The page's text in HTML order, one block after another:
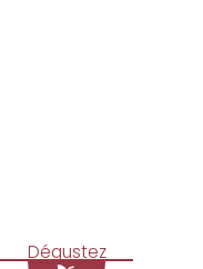
Dégustez